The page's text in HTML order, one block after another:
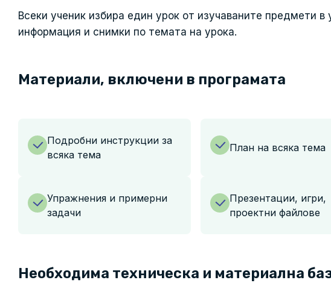
Всеки ученик избира един урок от изучаваните предмети
информация и снимки по темата на урока.
Материали, включени в програмата
Подробни инструкции за
всяка тема
План на всяка тема
Упражнения и примерни
задачи
Презентации, игри,
проектни файлове
Необходима техническа и материална